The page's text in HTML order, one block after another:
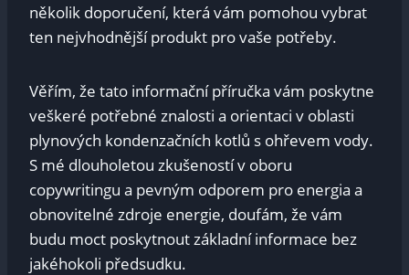
několik doporučení, která vám pomohou vybrat
ten nejvhodnější produkt pro vaše potřeby.
Věřím, že tato informační příručka vám poskytne
veškeré potřebné znalosti a orientaci v oblasti
plynových kondenzačních kotlů s ohřevem vody.
S mé dlouholetou zkušeností v oboru
copywritingu a pevným odporem pro energia a
obnovitelné zdroje energie, doufám, že vám
budu moct poskytnout základní informace bez
jakéhokoli předsudku.